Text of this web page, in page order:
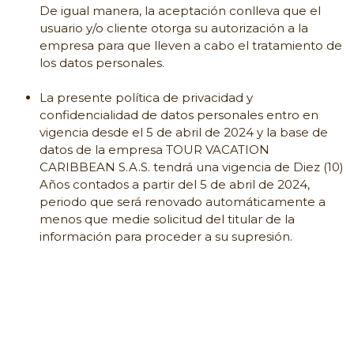
De igual manera, la aceptación conlleva que el
usuario y/o cliente otorga su autorización a la
empresa para que lleven a cabo el tratamiento de
los datos personales.
La presente política de privacidad y
confidencialidad de datos personales entro en
vigencia desde el 5 de abril de 2024 y la base de
datos de la empresa TOUR VACATION
CARIBBEAN S.A.S. tendrá una vigencia de Diez (10)
Años contados a partir del 5 de abril de 2024,
periodo que será renovado automáticamente a
menos que medie solicitud del titular de la
información para proceder a su supresión.